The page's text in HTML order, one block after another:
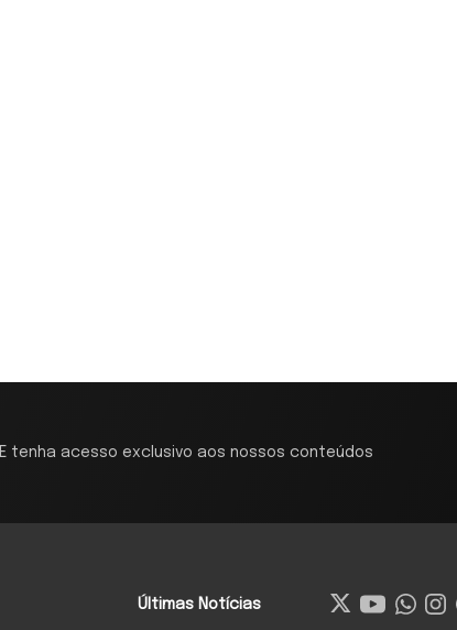
E tenha acesso exclusivo aos nossos conteúdos
Últimas Notícias